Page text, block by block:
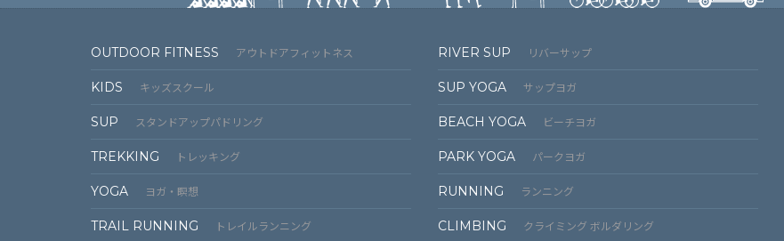
OUTDOOR FITNESS アウトドアフィットネス
KIDS キッズスクール
SUP スタンドアップパドリング
TREKKING トレッキング
YOGA ヨガ・瞑想
TRAIL RUNNING トレイルランニング
RIVER SUP リバーサップ
SUP YOGA サップヨガ
BEACH YOGA ビーチヨガ
PARK YOGA パークヨガ
RUNNING ランニング
CLIMBING クライミング ボルダリング